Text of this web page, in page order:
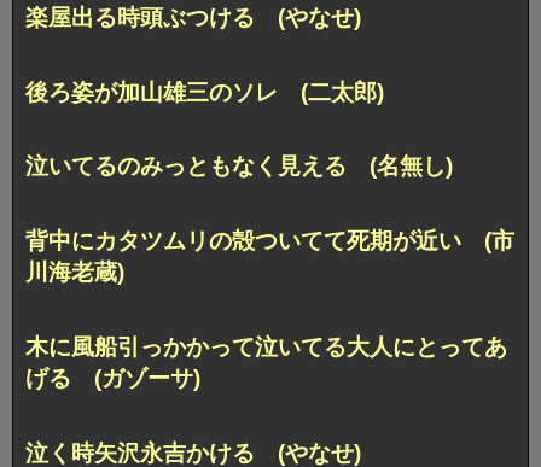
楽屋出る時頭ぶつける (やなせ)
後ろ姿が加山雄三のソレ (二太郎)
泣いてるのみっともなく見える (名無し)
背中にカタツムリの殻ついてて死期が近い (市
川海老蔵)
木に風船引っかかって泣いてる大人にとってあ
げる (ガゾーサ)
泣く時矢沢永吉かける (やなせ)